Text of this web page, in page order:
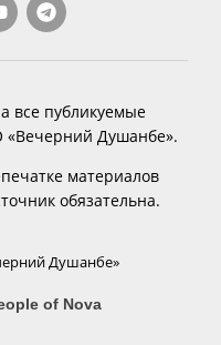
все публикуемые
Душанбе».
материалов
обязательна.
Душанбе»
of Nova